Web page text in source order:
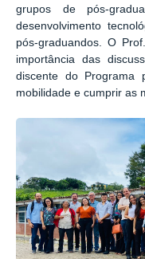
grupos de pós-
desenvolvimento
pós-graduandos. O
importância das
discente do Programa
mobilidade e cumprir as